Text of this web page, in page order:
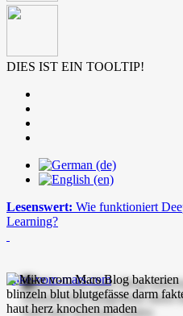
DIES IST EIN TOOLTIP!
Lesenswert: Wie funktioniert
Learning?
mike-vom-mars.com